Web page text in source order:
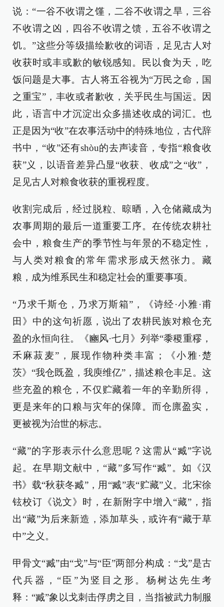
说：“一谷不收谓之馑，二谷不收谓之旱，三谷
不收谓之凶，四谷不收谓之馈，五谷不收谓之
饥。”这些分等级描绘歉收的词语，足见古人对
收获时或丰或歉的敏锐感知。民以食为天，吃
饭问题是大事。古人将五谷视为“万民之命，国
之重宝”，丰收或者歉收，关乎民生与国运。因
此，语言中才沉淀出众多描述收成的词汇。也
正是因为“收”在农事活动中的特殊地位，古代辞
书中，“收”还有shòu的去声读音，专指“粮食收
获”义，以语音差异凸显“收获、收成”之“收”，
足见古人对粮食收获的重视程度。
收割完成后，经过脱粒、晾晒，入仓储藏成为
农事周期的最后一道重要工序。在传统农耕社
会中，粮食生产的季节性与年景的不稳定性，
与人类对粮食的常年需求形成天然张力。藏
粮，成为维系民生和稳定社会的重要事项。
“乃求千斯仓，乃求万斯箱”，《诗经·小雅·甫
田》中的这句祈愿，说出了农耕民族对粮仓充
盈的永恒向往。《豳风·七月》列举“黍稷重穋，
禾麻菽麦”，展现作物种类丰富；《小雅·楚
茨》“我仓既盈，我庾维亿”，描述粮仓丰足。这
些充盈的粮仓，不仅贮藏着一年的辛勤所得，
更是来年的口粮与灾年的保障。而仓廪盈实，
更被视为治世的标志。
“藏”的字形表示什么意思呢？这需从“臧”字说
起。在早期文献中，“藏”多写作“臧”。如《汉
书》载“秋获冬臧”，用“臧”表“贮藏”义。北宋徐
铉校订《说文》时，在新附字中增入“藏”，指
出“藏”为后来新造，添加草头，或许有“藏于草
中”之义。
甲骨文“臧”由“戈”与“臣”两部分构成：“戈”是古
代兵器，“臣”为竖目之形。杨树达先生考
释：“臧”象以戈刺击俘虏之目，当指被武力制服